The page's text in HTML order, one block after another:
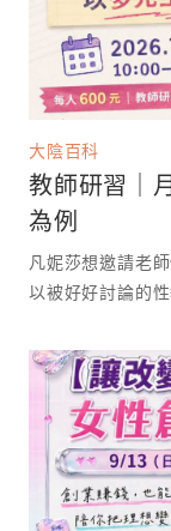
大陰百科
教師研習｜
為例
凡妮莎想邀請老